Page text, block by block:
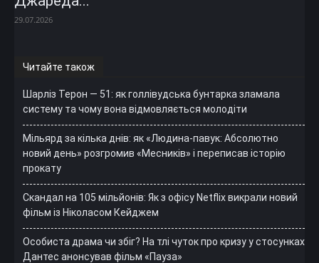
29.07.2026
Читайте також
Шарліз Терон — 51: як голлівудська бунтарка зламала
систему та чому вона відмовляється молодіти
Мільярд за кілька днів: як «Людина-павук: Абсолютно
новий день» розгромив «Месників» і переписав історію
прокату
Скандал на 105 мільйонів: Як з офісу Netflix викрали новий
фільм із Ніколасом Кейджем
Особиста драма чи збіг? На тлі чуток про кризу у стосунках
Дантес анонсував фільм «Пауза»